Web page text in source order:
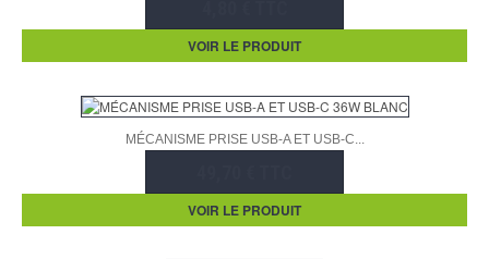
VOIR LE PRODUIT
MÉCANISME PRISE USB-A ET USB-C...
VOIR LE PRODUIT